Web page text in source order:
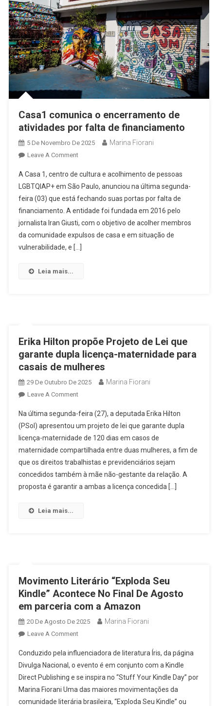
Casa1 comunica o encerramento de
atividades por falta de financiamento
5 De Novembro De 2025 Marina Fiorani
Leave A CommentOn
Comunica
O
Encerramento
De
Atividades
Por
Falta
A Casa 1, centro de cultura e acolhimento de pessoas
LGBTQIAP+ em São Paulo, anunciou na última segunda-
feira (03) que está fechando suas portas por falta de
financiamento. A entidade foi fundada em 2016 pelo
jornalista Iran Giusti, com o objetivo de acolher membros
da comunidade expulsos de casa e em situação de
vulnerabilidade, e […]
Leia mais...
Erika Hilton propõe Projeto de Lei que
garante dupla licença-maternidade para
casais de mulheres
29 De Outubro De 2025 Marina Fiorani
Leave A CommentOn
Hilton
Propõe
Projeto
De
Lei
Que
Garante
Na última segunda-feira (27), a deputada Erika Hilton
(PSol) apresentou um projeto de lei que garante dupla
licença-maternidade de 120 dias em casos de
maternidade compartilhada entre duas mulheres, a fim de
que os direitos trabalhistas e previdenciários sejam
concedidos também à mãe não-gestante da relação. A
proposta é garantir a ambas a licença concedida […]
Leia mais...
Movimento Literário “Exploda Seu
Kindle” Acontece No Final De Agosto
em parceria com a Amazon
20 De Agosto De 2025 Marina Fiorani
Leave A CommentOn
Literário
“Exploda
Seu
Kindle”
Acontece
Conduzido pela influenciadora de literatura Íris, da página
Divulga Nacional, o evento é em conjunto com a Kindle
Direct Publishing e se inspira no “Stuff Your Kindle Day” por
Marina Fiorani Uma das maiores movimentações da
comunidade literária brasileira, “Exploda Seu Kindle” ou